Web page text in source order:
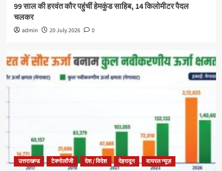
99 साल की हरवंत कौर पहुंचीं हेमकुंड साहिब, 14 किलोमीटर पैदल
चलकर
admin 20 July 2026 0
उत्तराखण्ड टेक्नोलॉजी देश / विदेश देहरादून वायरल न्यूज़